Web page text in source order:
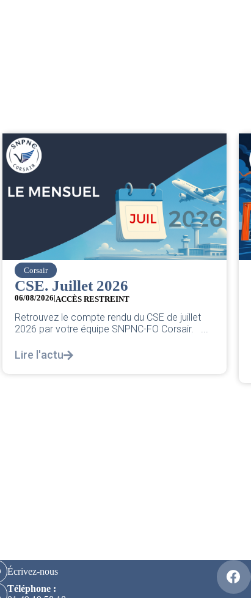
easyJet
Grève chez easyJet
05/08/2026
Chers collègues, La direction vient de sortir sa
classique pleurnicherie corporate. On va la
décortiquer...
Lire l'actu
Écrivez-nous
Téléphone :